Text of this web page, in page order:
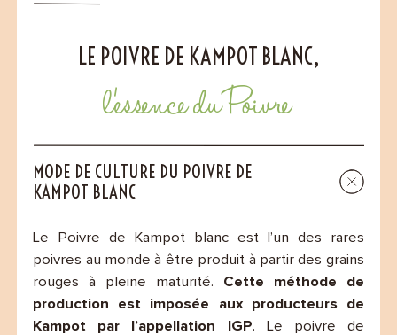
LE POIVRE DE KAMPOT BLANC,
l’essence du Poivre
MODE DE CULTURE DU POIVRE DE
KAMPOT BLANC
Le Poivre de Kampot blanc est l’un des rares
poivres au monde à être produit à partir des grains
rouges à pleine maturité. Cette méthode de
production est imposée aux producteurs de
Kampot par l’appellation IGP. Le poivre de